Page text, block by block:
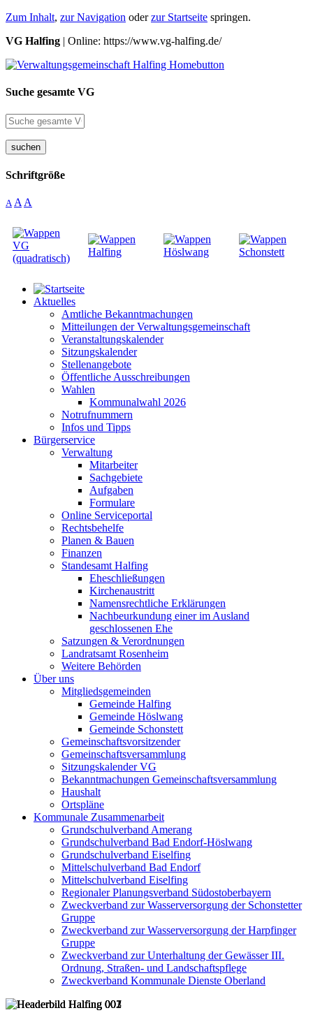
Zum Inhalt, zur Navigation oderzur Startseite springen.
VG Halfing | Online: https://www.vg-halfing.de/
Suche gesamte VG
suchen
Schriftgröße
A A A
Aktuelles
Amtliche Bekanntmachungen
Mitteilungen der Verwaltungsgemeinschaft
Veranstaltungskalender
Sitzungskalender
Stellenangebote
Öffentliche Ausschreibungen
Wahlen
Kommunalwahl 2026
Notrufnummern
Infos und Tipps
Bürgerservice
Verwaltung
Mitarbeiter
Sachgebiete
Aufgaben
Formulare
Online Serviceportal
Rechtsbehelfe
Planen & Bauen
Finanzen
Standesamt Halfing
Eheschließungen
Kirchenaustritt
Namensrechtliche Erklärungen
Nachbeurkundung einer im Ausland
geschlossenen Ehe
Satzungen & Verordnungen
Landratsamt Rosenheim
Weitere Behörden
Über uns
Mitgliedsgemeinden
Gemeinde Halfing
Gemeinde Höslwang
Gemeinde Schonstett
Gemeinschaftsvorsitzender
Gemeinschaftsversammlung
Sitzungskalender VG
Bekanntmachungen Gemeinschaftsversammlung
Haushalt
Ortspläne
Kommunale Zusammenarbeit
Grundschulverband Amerang
Grundschulverband Bad Endorf-Höslwang
Grundschulverband Eiselfing
Mittelschulverband Bad Endorf
Mittelschulverband Eiselfing
Regionaler Planungsverband Südostoberbayern
Zweckverband zur Wasserversorgung der Schonstetter
Gruppe
Zweckverband zur Wasserversorgung der Harpfinger
Gruppe
Zweckverband zur Unterhaltung der Gewässer III.
Ordnung, Straßen- und Landschaftspflege
Zweckverband Kommunale Dienste Oberland